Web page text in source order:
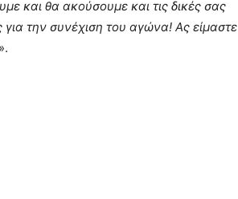
και θα ακούσουμε και τις δικές σας
για την συνέχιση του αγώνα! Ας είμαστε
».